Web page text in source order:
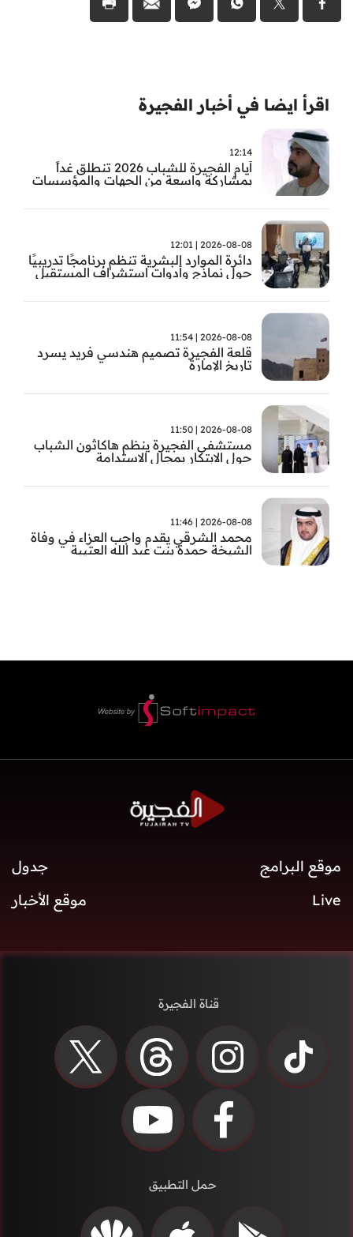
اقرأ ايضا في أخبار الفجيرة
12:14
أيام الفجيرة للشباب 2026 تنطلق غداً
بمشاركة واسعة من الجهات والمؤسسات
2026-08-08 | 12:01
دائرة الموارد البشرية تنظم برنامجًا تدريبيًا
حول نماذج وأدوات استشراف المستقبل
2026-08-08 | 11:54
قلعة الفجيرة تصميم هندسي فريد يسرد
تاريخ الإمارة
2026-08-08 | 11:50
مستشفى الفجيرة ينظم هاكاثون الشباب
حول الابتكار بمجال الاستدامة
2026-08-08 | 11:46
محمد الشرقي يقدم واجب العزاء في وفاة
الشيخة حمدة بنت عبد الله العتيبة
موقع البرامج
جدول
Live
موقع الأخبار
قناة الفجيرة
حمل التطبيق